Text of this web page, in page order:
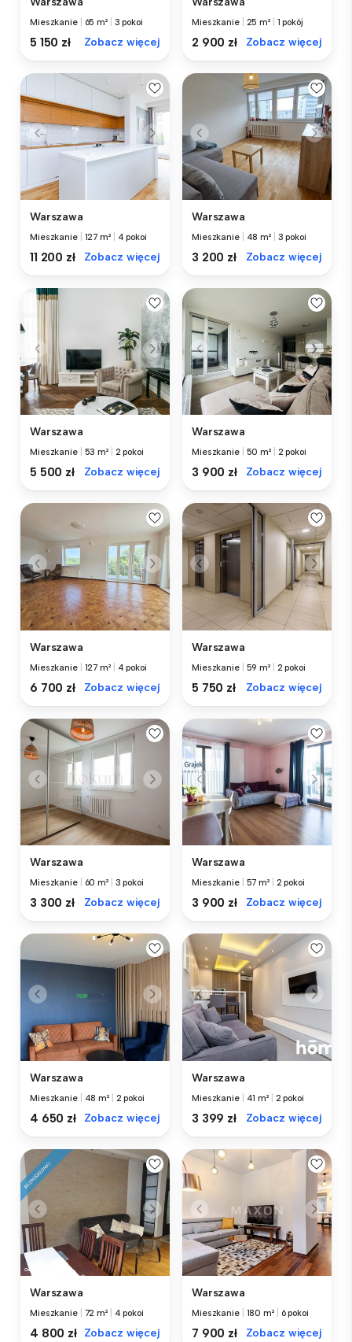
Mieszkanie 65 m² 3 pokoi
5 150 zł Zobacz więcej
Mieszkanie 25 m² 1 pokój
2 900 zł Zobacz więcej
Warszawa
Mieszkanie 127 m² 4 pokoi
11 200 zł Zobacz więcej
Warszawa
Mieszkanie 48 m² 3 pokoi
3 200 zł Zobacz więcej
Warszawa
Mieszkanie 53 m² 2 pokoi
5 500 zł Zobacz więcej
Warszawa
Mieszkanie 50 m² 2 pokoi
3 900 zł Zobacz więcej
Warszawa
Mieszkanie 127 m² 4 pokoi
6 700 zł Zobacz więcej
Warszawa
Mieszkanie 59 m² 2 pokoi
5 750 zł Zobacz więcej
Warszawa
Mieszkanie 60 m² 3 pokoi
3 300 zł Zobacz więcej
Warszawa
Mieszkanie 57 m² 2 pokoi
3 900 zł Zobacz więcej
Warszawa
Mieszkanie 48 m² 2 pokoi
4 650 zł Zobacz więcej
Warszawa
Mieszkanie 41 m² 2 pokoi
3 399 zł Zobacz więcej
Warszawa
Mieszkanie 72 m² 4 pokoi
4 800 zł Zobacz więcej
Warszawa
Mieszkanie 180 m² 6 pokoi
7 900 zł Zobacz więcej